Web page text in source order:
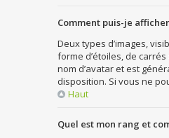
Comment puis-je
Deux types d’images,
forme d’étoiles, de
nom d’avatar et est
disposition. Si vous ne
Haut
Quel est mon rang et